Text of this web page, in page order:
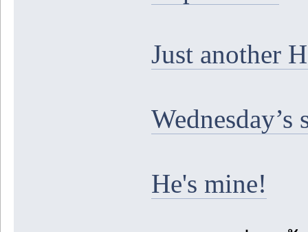
Just another
Wednesday’s
He's mine!